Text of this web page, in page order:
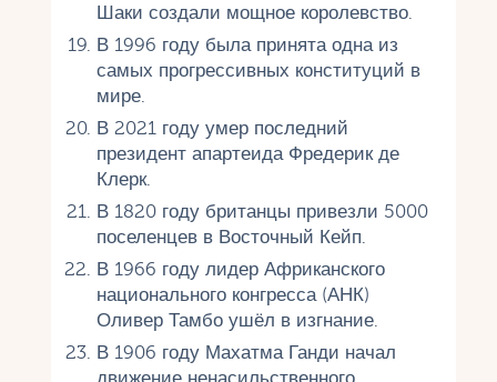
Шаки создали мощное королевство.
В 1996 году была принята одна из
самых прогрессивных конституций в
мире.
В 2021 году умер последний
президент апартеида Фредерик де
Клерк.
В 1820 году британцы привезли 5000
поселенцев в Восточный Кейп.
В 1966 году лидер Африканского
национального конгресса (АНК)
Оливер Тамбо ушёл в изгнание.
В 1906 году Махатма Ганди начал